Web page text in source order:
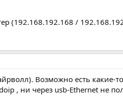
(192.168.192.168 /
Возможно есть какие-
, ни через usb-Ethernet не